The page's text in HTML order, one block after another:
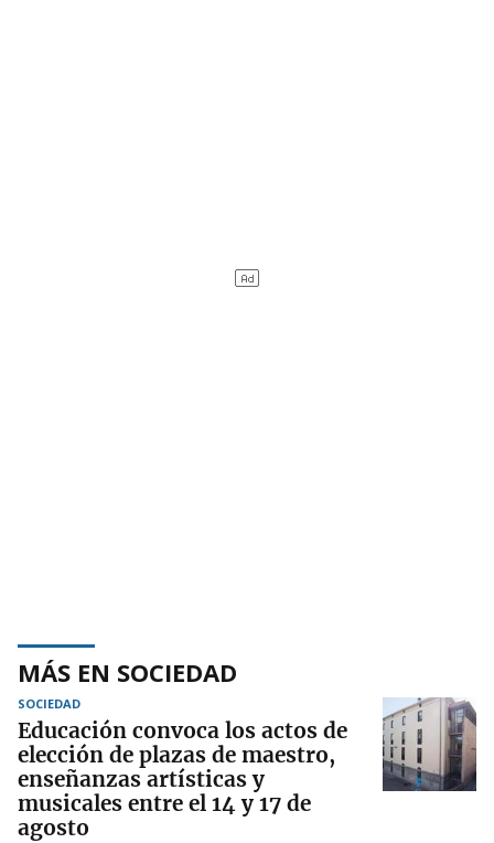
MÁS EN SOCIEDAD
SOCIEDAD
Educación convoca los actos de
elección de plazas de maestro,
enseñanzas artísticas y
musicales entre el 14 y 17 de
agosto